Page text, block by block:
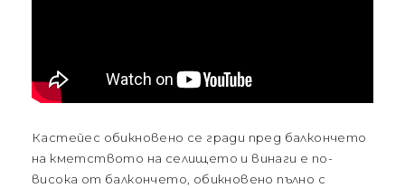
Кастейес обикновено се гради пред балкончето
на кметството на селището и винаги е по-
висока от балкончето, обикновено пълно с